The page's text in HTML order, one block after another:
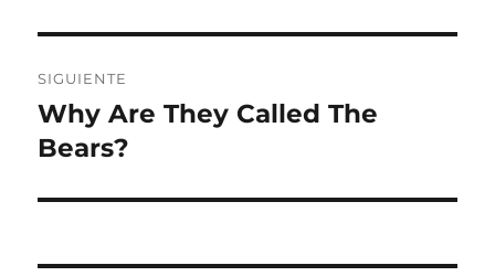
SIGUIENTE
Entrada
siguiente:
Why Are They Called The
Bears?